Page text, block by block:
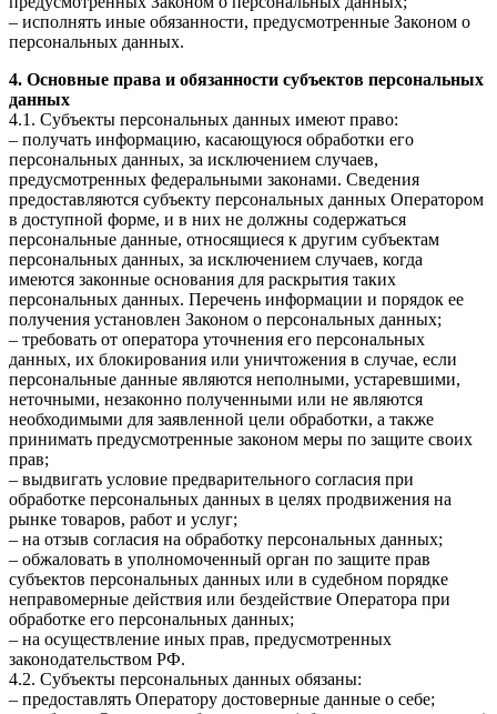
– исполнять иные обязанности, предусмотренные Законом о
персональных данных.
4. Основные права и обязанности субъектов персональных
данных
4.1. Субъекты персональных данных имеют право:
– получать информацию, касающуюся обработки его
персональных данных, за исключением случаев,
предусмотренных федеральными законами. Сведения
предоставляются субъекту персональных данных Оператором
в доступной форме, и в них не должны содержаться
персональные данные, относящиеся к другим субъектам
персональных данных, за исключением случаев, когда
имеются законные основания для раскрытия таких
персональных данных. Перечень информации и порядок ее
получения установлен Законом о персональных данных;
– требовать от оператора уточнения его персональных
данных, их блокирования или уничтожения в случае, если
персональные данные являются неполными, устаревшими,
неточными, незаконно полученными или не являются
необходимыми для заявленной цели обработки, а также
принимать предусмотренные законом меры по защите своих
прав;
– выдвигать условие предварительного согласия при
обработке персональных данных в целях продвижения на
рынке товаров, работ и услуг;
– на отзыв согласия на обработку персональных данных;
– обжаловать в уполномоченный орган по защите прав
субъектов персональных данных или в судебном порядке
неправомерные действия или бездействие Оператора при
обработке его персональных данных;
– на осуществление иных прав, предусмотренных
законодательством РФ.
4.2. Субъекты персональных данных обязаны:
– предоставлять Оператору достоверные данные о себе;